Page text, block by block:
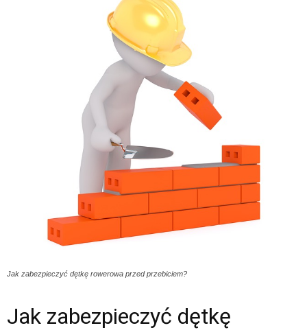
Jak zabezpieczyć dętkę rowerowa przed przebiciem?
Jak zabezpieczyć dętkę